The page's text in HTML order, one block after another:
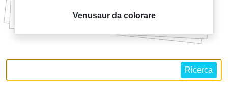
Venusaur da colorare
Ricerca